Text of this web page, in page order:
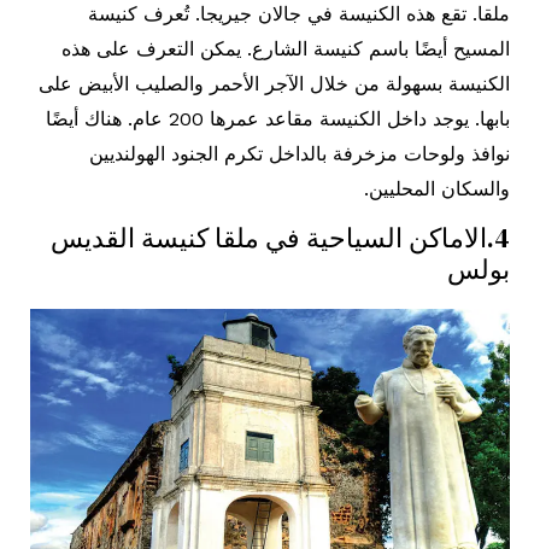
ملقا. تقع هذه الكنيسة في جالان جيريجا. تُعرف كنيسة
المسيح أيضًا باسم كنيسة الشارع. يمكن التعرف على هذه
الكنيسة بسهولة من خلال الآجر الأحمر والصليب الأبيض على
بابها. يوجد داخل الكنيسة مقاعد عمرها 200 عام. هناك أيضًا
نوافذ ولوحات مزخرفة بالداخل تكرم الجنود الهولنديين
والسكان المحليين.
4.الاماكن السياحية في ملقا كنيسة القديس
بولس